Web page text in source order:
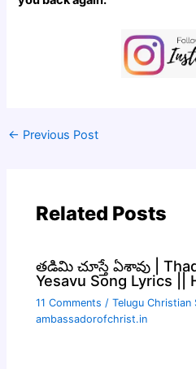
← Previous Post
Related Posts
తడిమి చూస్తే ఏశావు |
Yesavu Song Lyrics ||
11 Comments /Telugu Christian
ambassadorofchrist.in